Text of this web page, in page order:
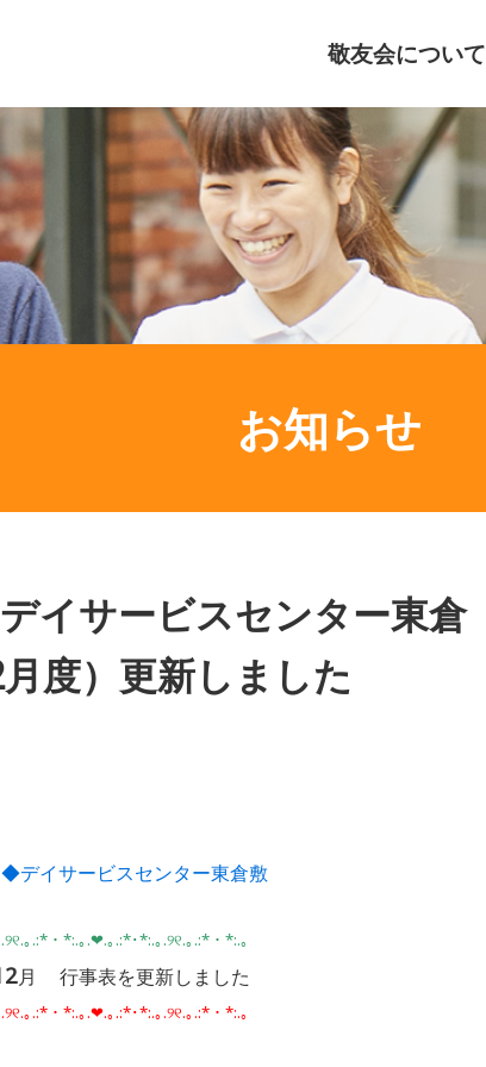
敬友会について
お知らせ
デイサービスセンター東倉
度）更新しました
◆デイサービスセンター東倉敷
｡.:*・*:.｡.❤︎.｡.:*･*:.｡.୨୧.｡.:*・*:.｡
月 行事表を更新しました
｡.:*・*:.｡.❤︎.｡.:*･*:.｡.୨୧.｡.:*・*:.｡